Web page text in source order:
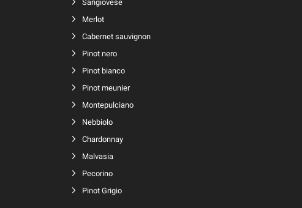
Sangiovese
Merlot
Cabernet sauvignon
Pinot nero
Pinot bianco
Pinot meunier
Montepulciano
Nebbiolo
Chardonnay
Malvasia
Pecorino
Pinot Grigio